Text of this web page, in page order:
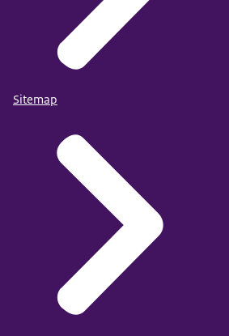
Sitemap